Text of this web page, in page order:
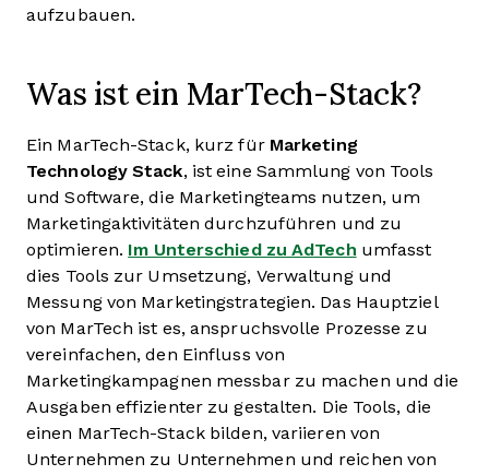
aufzubauen.
Was ist ein MarTech-Stack?
Ein MarTech-Stack, kurz für Marketing
Technology Stack, ist eine Sammlung von Tools
und Software, die Marketingteams nutzen, um
Marketingaktivitäten durchzuführen und zu
optimieren. Im Unterschied zu AdTech umfasst
dies Tools zur Umsetzung, Verwaltung und
Messung von Marketingstrategien. Das Hauptziel
von MarTech ist es, anspruchsvolle Prozesse zu
vereinfachen, den Einfluss von
Marketingkampagnen messbar zu machen und die
Ausgaben effizienter zu gestalten. Die Tools, die
einen MarTech-Stack bilden, variieren von
Unternehmen zu Unternehmen und reichen von